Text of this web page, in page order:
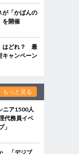
「かばんの
を開催
はどれ？ 最
キャンペーン
もっと見る
ニア1500人
代務員イベ
」
「デジブ